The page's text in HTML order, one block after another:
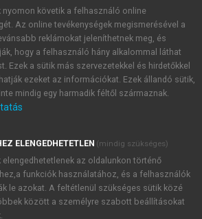
a MeRSZ újdonságairól, akcióiról.
az Akadémiai Kiadó Zrt. újdonságairól,
tájékoztatóbanfoglaltakat tudomásul
feltételeket, valamint a szotar.netés a
licencszerződéseiben foglaltakat
és elfogadom.
nyomon követik a felhasználó online
Az online tevékenységek megismerésével a
reklámokat jeleníthetnek meg, és
hogy a felhasználó hány alkalommal láthat
Ezek a sütik más szervezetekkel és hirdetőkkel
ezeket az információkat. Ezek állandó sütik,
mindig egy harmadik féltől származnak.
ELENGEDHETETLEN (mindig szükséges)
elengedhetetlenek az oldalunkon történő
funkciók használatához, és a felhasználók
le azokat. A feltétlenül szükséges sütik közé
között a személyre szabott beállításokat